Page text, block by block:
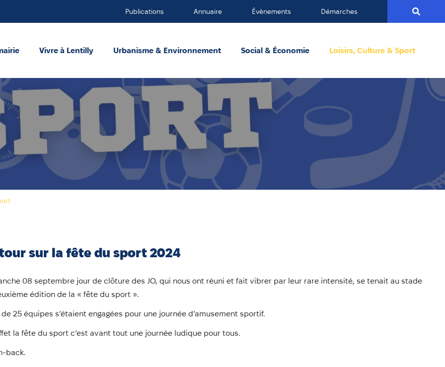
Publications Annuaire Évènements Démarches
Vivre à Lentilly Urbanisme & Environnement Social & Économie Loisirs, Culture & Sport
sur la fête du sport 2024
08 septembre jour de clôture des JO, qui nous ont réuni et fait vibrer par leur rare intensité, se tenait au stade
édition de la « fête du sport ».
de 25 équipes s’étaient engagées pour une journée d’amusement sportif.
la fête du sport c’est avant tout une journée ludique pour tous.
back.